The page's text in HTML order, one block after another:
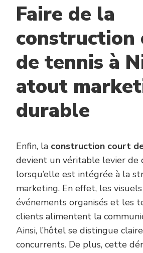
Faire de la
construction
de tennis à
atout
durable
Enfin, la construction court
devient un véritable levier de
lorsqu’elle est intégrée à la
marketing. En effet, les
événements organisés et les
clients alimentent la
Ainsi, l’hôtel se distingue
concurrents. De plus, cette